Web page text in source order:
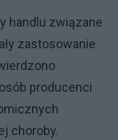
handlu związane
zastosowanie
producenci
choroby.